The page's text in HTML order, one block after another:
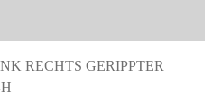
RECHTS GERIPPTER